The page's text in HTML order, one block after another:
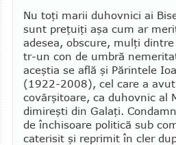
Nu toţi marii duhovnici ai
sunt preţuiţi aşa cum ar
adesea, obscure, mulţi
tr-un con de umbră
aceştia se află şi Părintele
(1922-2008), cel care a
covârşitoare, ca duhovnic al
di­mi­reşti din Galaţi.
de în­chi­soa­re politică sub
caterisit şi reprimit în cler